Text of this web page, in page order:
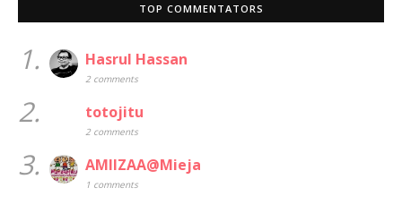
TOP COMMENTATORS
1. Hasrul Hassan
2 comments
2. totojitu
2 comments
3. AMIIZAA@Mieja
1 comments